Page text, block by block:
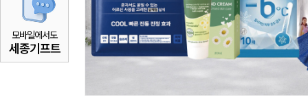
모바일에서도
세종기프트